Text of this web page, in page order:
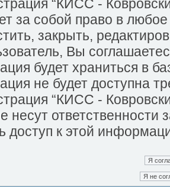
“КИСС -
за собой право в
закрыть,
Вы
будет храниться в
не будет доступна
“КИСС -
несут ответственности
доступ к этой